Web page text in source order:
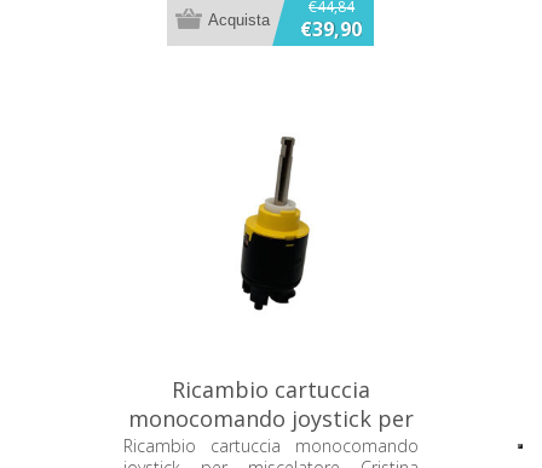
€44,84
€39,90
Ricambio cartuccia
monocomando joystick per
miscelatore Cristina
Ricambio cartuccia monocomando